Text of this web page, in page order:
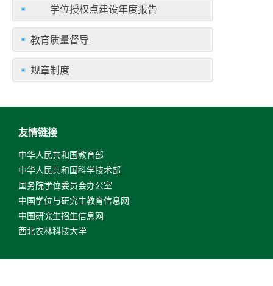
学位授权点建设年度报告
教育质量督导
规章制度
友情链接
中华人民共和国教育部
中华人民共和国科学技术部
国务院学位委员会办公室
中国学位与研究生教育信息网
中国研究生招生信息网
西北农林科技大学